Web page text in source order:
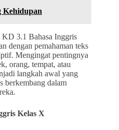
Kehidupan
3.1 Bahasa Inggris
dengan pemahaman teks
Mengingat pentingnya
orang, tempat, atau
langkah awal yang
berkembang dalam
Kelas X